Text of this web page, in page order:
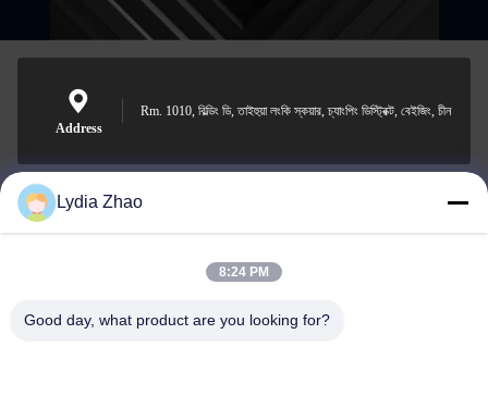
Address
Rm. 1010, বিল্ডিং ডি, তাইহুয়া লংকি স্কয়ার, চ্যাংপিং ডিস্ট্রিক্ট, বেইজিং, চীন
jesingd@vip.sina.com
Lydia Zhao
8:24 PM
Good day, what product are you looking for?